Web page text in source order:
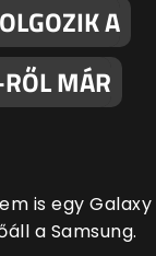
A
MÁR
is egy Galaxy
a Samsung.